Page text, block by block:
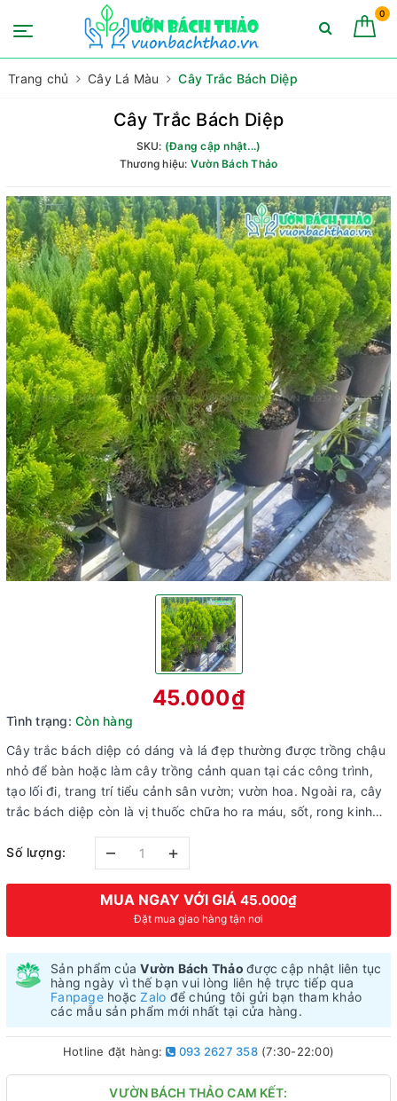
0
Trang chủ Cây Lá Màu Cây Trắc Bách Diệp
Cây Trắc Bách Diệp
SKU: (Đang cập nhật...)
Thương hiệu: Vườn Bách Thảo
45.000₫
Tình trạng: Còn hàng
Cây trắc bách diệp có dáng và lá đẹp thường được trồng chậu
nhỏ để bàn hoặc làm cây trồng cảnh quan tại các công trình,
tạo lối đi, trang trí tiểu cảnh sân vườn; vườn hoa. Ngoài ra, cây
trắc bách diệp còn là vị thuốc chữa ho ra máu, sốt, rong kinh…
Số lượng: – +
MUA NGAY VỚI GIÁ 45.000₫
Đặt mua giao hàng tận nơi
Sản phẩm củaVườn Bách Thảo được cập nhật liên tục
hàng ngày vì thế bạn vui lòng liên hệ trực tiếp qua
FanpagehoặcZalo để chúng tôi gửi bạn tham khảo
các mẫu sản phẩm mới nhất tại cửa hàng.
Hotline đặt hàng: 093 2627 358(7:30-22:00)
VƯỜN BÁCH THẢO CAM KẾT: